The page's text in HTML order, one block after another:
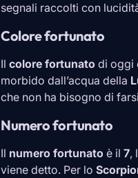
segnali raccolti con
Colore fortunato
Il colore fortunato di oggi
morbido dall’acqua della
che non ha bisogno di
Numero fortunato
Il numero fortunato è il 7,
viene detto. Per lo